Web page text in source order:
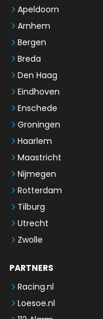
Apeldoorn
Arnhem
Bergen
Breda
Den Haag
Eindhoven
Enschede
Groningen
Haarlem
Maastricht
Nijmegen
Rotterdam
Tilburg
Utrecht
Zwolle
PARTNERS
Racing.nl
Loesoe.nl